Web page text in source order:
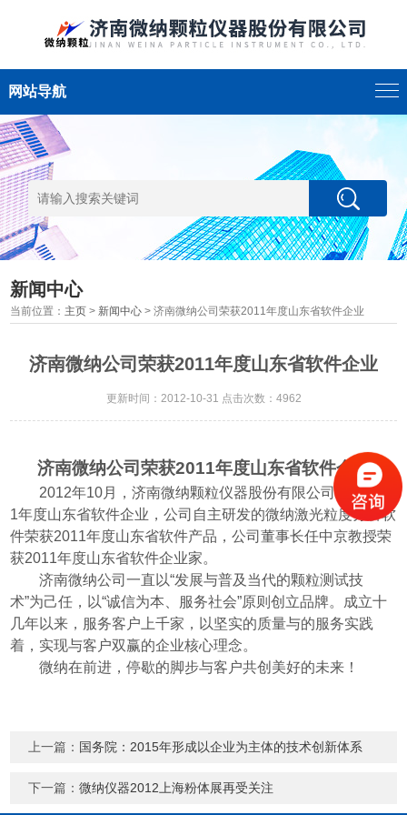
网站导航
新闻中心
当前位置： 主页 > 新闻中心 > 济南微纳公司荣获2011年度山东省软件企业
济南微纳公司荣获2011年度山东省软件企业
更新时间：2012-10-31 点击次数：4962
济南微纳公司荣获2011年度山东省软件企业
2012年10月，济南微纳颗粒仪器股份有限公司荣获201
1年度山东省软件企业，公司自主研发的微纳激光粒度分析软
件荣获2011年度山东省软件产品，公司董事长任中京教授荣
获2011年度山东省软件企业家。
济南微纳公司一直以“发展与普及当代的颗粒测试技
术”为己任，以“诚信为本、服务社会”原则创立品牌。成立十
几年以来，服务客户上千家，以坚实的质量与的服务实践
着，实现与客户双赢的企业核心理念。
微纳在前进，停歇的脚步与客户共创美好的未来！
上一篇： 国务院：2015年形成以企业为主体的技术创新体系
下一篇：微纳仪器2012上海粉体展再受关注